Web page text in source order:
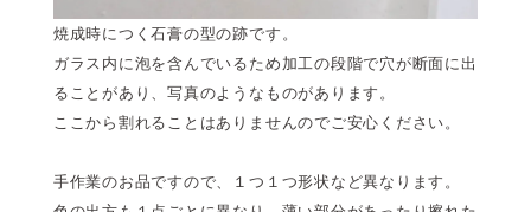
焼成時につく石膏の型の跡です。
ガラス内に泡を含んでいるため加工の段階で穴が断面に出
ることがあり、写真のようなものがあります。
ここから割れることはありませんのでご安心ください。
手作業のお品ですので、１つ１つ形状など異なります。